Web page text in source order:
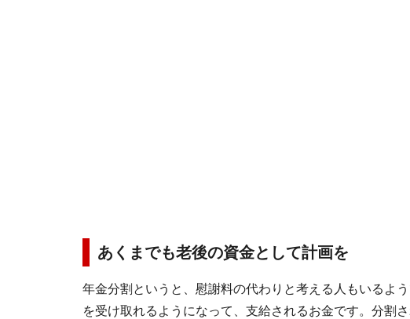
あくまでも老後の資金として計画を
年金分割というと、慰謝料の代わりと考える人もいるよ
を受け取れるようになって、支給されるお金です。分